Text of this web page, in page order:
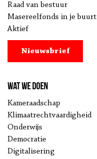
Raad van bestuur
Masereelfonds in je buurt
Aktief
Nieuwsbrief
Wat we doen
Kameraadschap
Klimaatrechtvaardigheid
Onderwijs
Democratie
Digitalisering